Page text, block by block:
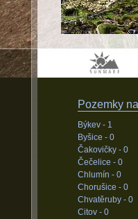
Pozemky
Býkev - 1
Byšice - 0
Čakovičky - 0
Čečelice - 0
Chlumín - 0
Chorušice - 0
Chvatěruby - 0
Citov - 0